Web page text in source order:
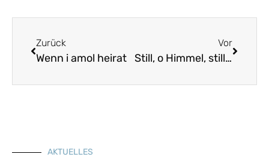
Zurück
Wenn i amol heirat
Vor
Still, o Himmel, still, o Erde
AKTUELLES